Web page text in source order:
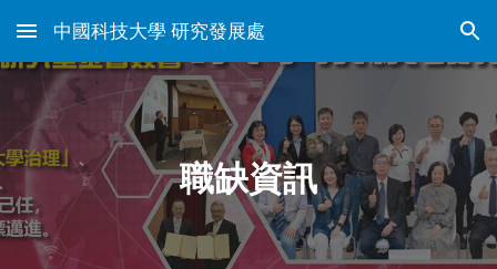
Skip to main content Skip to navigation
中國科技大學 研究發展處
職缺資訊